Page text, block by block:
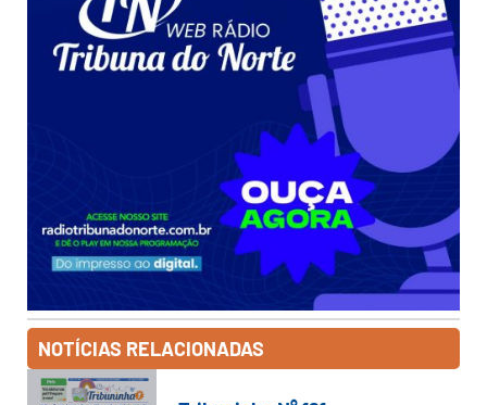
NOTÍCIAS RELACIONADAS